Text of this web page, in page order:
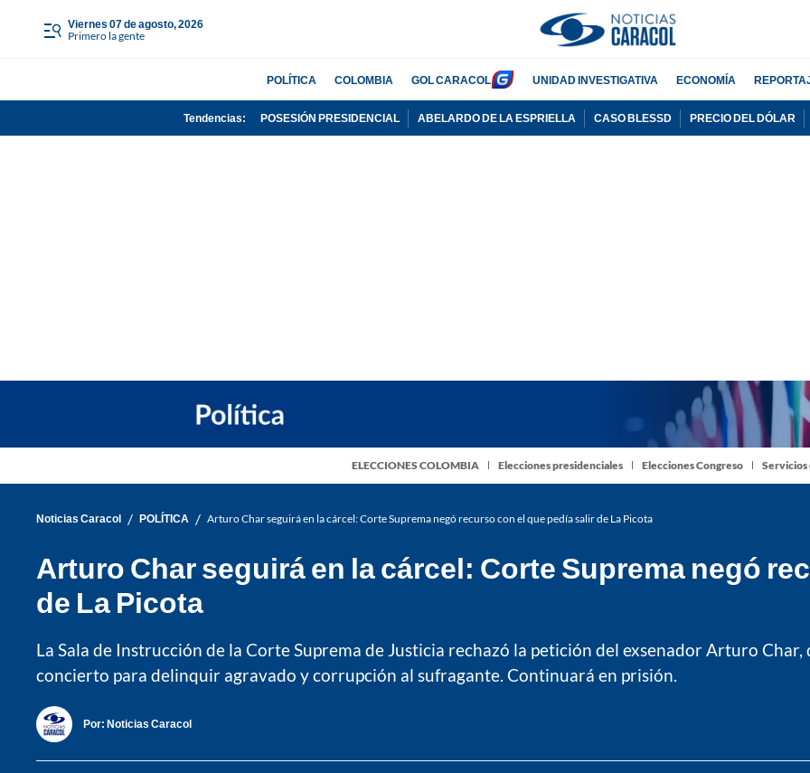
viernes 07 de agosto, 2026
Primero la gente
POLÍTICA COLOMBIA GOL CARACOL UNIDAD INVESTIGATIVA ECONOMÍA
Tendencias: POSESIÓN PRESIDENCIAL ABELARDO DE LA ESPRIELLA CASO BLESSD PRECIO DEL DÓLAR
ELECCIONES COLOMBIA Elecciones presidenciales Elecciones Congreso
Noticias Caracol / POLÍTICA / Arturo Char seguirá en la cárcel: Corte Suprema negó recurso con el que pedía salir de La Picota
Arturo Char seguirá en la cárcel: Corte Suprema negó
de La Picota
La Sala de Instrucción de la Corte Suprema de Justicia rechazó la petición del exsenador Arturo
concierto para delinquir agravado y corrupción al sufragante. Continuará en prisión.
Por: Noticias Caracol